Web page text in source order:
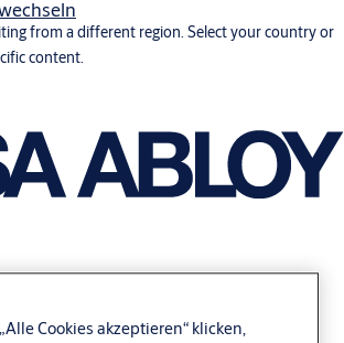
from a different region. Select your country or
content.
Cookies akzeptieren“ klicken,